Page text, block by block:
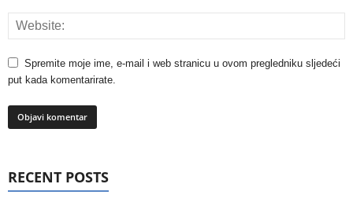
Spremite moje ime, e-mail i web stranicu u ovom pregledniku sljedeći
put kada komentarirate.
RECENT POSTS